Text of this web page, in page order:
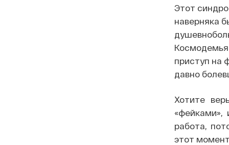
Этот
наверняка
приступ на
давно
Хотите
«фейками»,
работа,
этот